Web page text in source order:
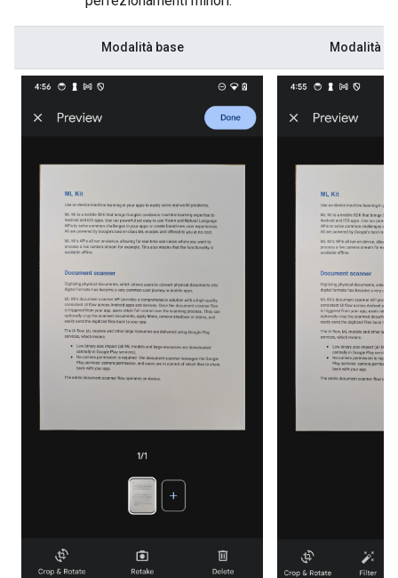
Modalità base Modalità